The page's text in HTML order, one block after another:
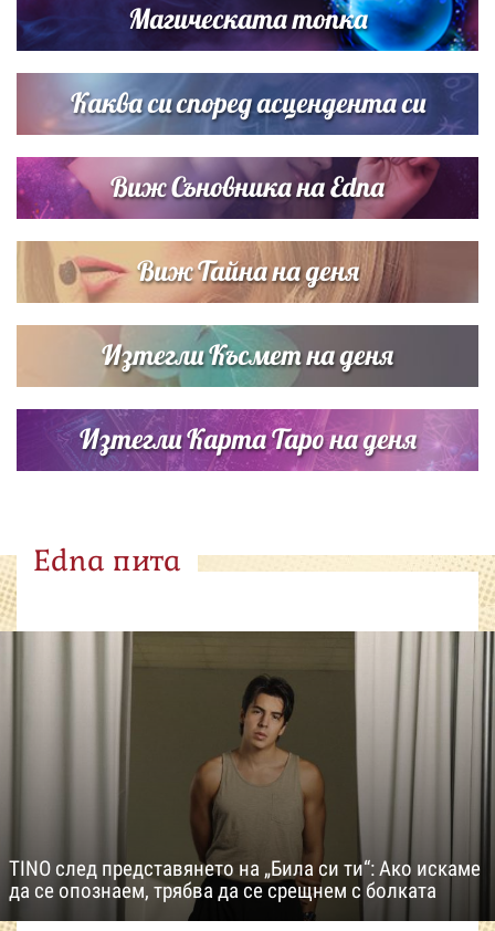
Дъщерята на Тодор Батков вдигна сватба, Стоичков и
Братя Аргирови я изненадаха с песен
Магическата топка
Каква си според асцендента си
Виж Съновника на Edna
Виж Тайна на деня
Изтегли Късмет на деня
Изтегли Карта Таро на деня
Edna пита
TINO след представянето на „Била си ти“: Ако искаме
да се опознаем, трябва да се срещнем с болката